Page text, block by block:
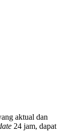
aktual dan
24 jam, dapat